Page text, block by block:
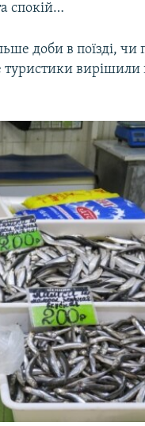
спокій…
доби в поїзді, чи
вирішили